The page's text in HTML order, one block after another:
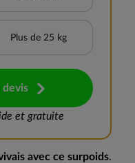
Plus de 25 kg
devis
et gratuite
avec ce surpoids.